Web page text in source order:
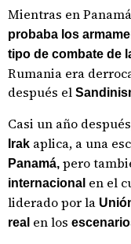
Mientras en
probaba los
tipo de combate de
Rumania era
después el
Casi un año
Irak aplica, a una
Panamá, pero
internacional en el
liderado por la
real en los